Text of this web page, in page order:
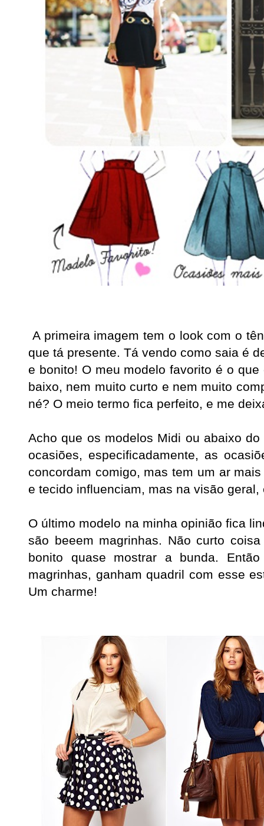
A primeira imagem tem o look com o
que tá presente. Tá vendo como saia é
e bonito! O meu modelo favorito é o
baixo, nem muito curto e nem muito
né? O meio termo fica perfeito, e me
Acho que os modelos Midi ou abaixo
ocasiões, especificadamente, as
concordam comigo, mas tem um ar
e tecido influenciam, mas na visão geral,
O último modelo na minha opinião fica
são beeem magrinhas. Não curto
bonito quase mostrar a bunda.
magrinhas, ganham quadril com esse
Um charme!